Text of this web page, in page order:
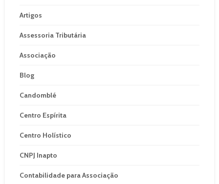
Artigos
Assessoria Tributária
Associação
Blog
Candomblé
Centro Espírita
Centro Holístico
CNPJ Inapto
Contabilidade para Associação